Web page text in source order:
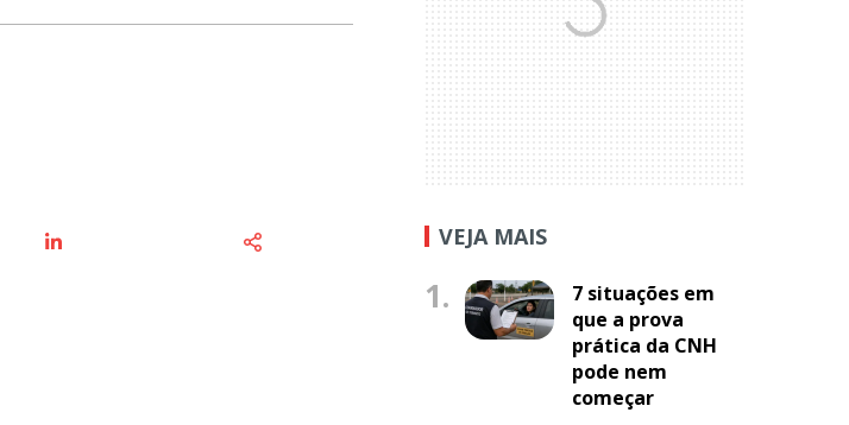
VEJA MAIS
1.
7 situações em
que a prova
prática da CNH
pode nem
começar